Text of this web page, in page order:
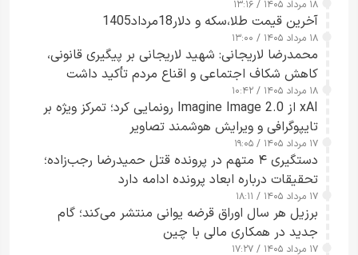
۱۸ مرداد ۱۴۰۵ / ۱۳:۱۶
آخرین قیمت طلا،سکه و دلار18مرداد1405
۱۸ مرداد ۱۴۰۵ / ۱۳:۰۰
محمدرضا لاریجانی: شهید لاریجانی بر پیگیری قانونی،
کاهش شکاف اجتماعی و اقناع مردم تأکید داشت
۱۸ مرداد ۱۴۰۵ / ۱۰:۴۲
xAI از Imagine Image 2.0 رونمایی کرد؛ تمرکز ویژه بر
تایپوگرافی و ویرایش هوشمند تصاویر
۱۷ مرداد ۱۴۰۵ / ۱۹:۰۵
دستگیری ۴ متهم در پرونده قتل حمیدرضا رجب‌زاده؛
تحقیقات درباره ابعاد پرونده ادامه دارد
۱۷ مرداد ۱۴۰۵ / ۱۸:۱۱
برزیل هر سال اوراق قرضه یوانی منتشر می‌کند؛ گام
جدید در همکاری مالی با چین
۱۷ مرداد ۱۴۰۵ / ۱۷:۲۷